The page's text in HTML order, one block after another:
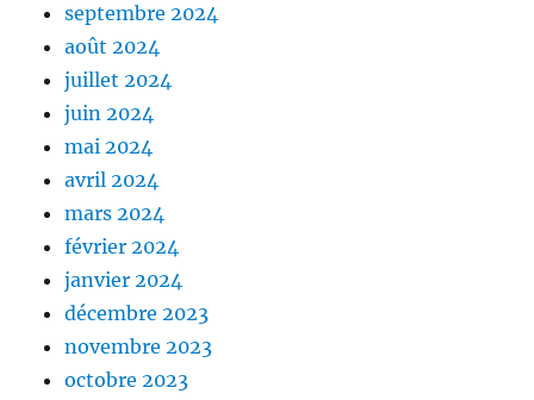
septembre 2024
août 2024
juillet 2024
juin 2024
mai 2024
avril 2024
mars 2024
février 2024
janvier 2024
décembre 2023
novembre 2023
octobre 2023